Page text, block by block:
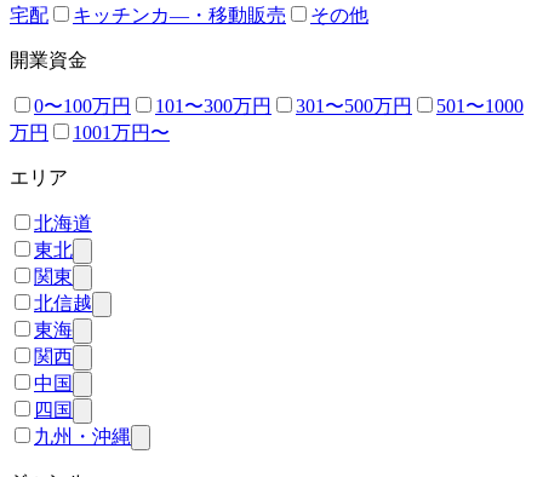
宅配
キッチンカ―・移動販売 その他
開業資金
0〜100万円 101〜300万円 301〜500万円
501〜1000
万円
1001万円〜
エリア
北海道
東北
関東
北信越
東海
関西
中国
四国
九州・沖縄